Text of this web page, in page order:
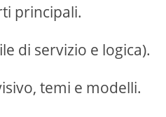
principali.
di servizio e logica).
temi e modelli.